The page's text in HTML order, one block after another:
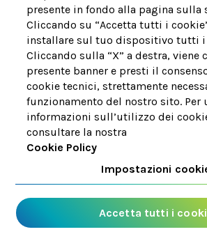
Privacy policy
presente in fondo alla pagina sulla
Cliccando su “Accetta tutti i
installare sul tuo dispositivo tutti i
Cliccando sulla “X” a destra, viene
presente banner e presti il
cookie tecnici, strettamente
funzionamento del nostro sito. Per
informazioni sull’utilizzo dei
consultare la nostra
Cookie Policy
Impostazioni
Accetta tutti i